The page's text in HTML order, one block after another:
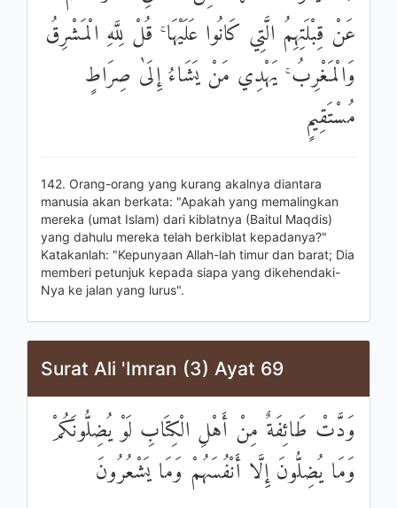
عَنْ قِبْلَتِهِمُ الَّتِي كَانُوا عَلَيْهَا ۚ قُلْ لِلَّهِ الْمَشْرِقُ
وَالْمَغْرِبُ ۚ يَهْدِي مَنْ يَشَاءُ إِلَىٰ صِرَاطٍ
مُسْتَقِيمٍ
142. Orang-orang yang kurang akalnya diantara
manusia akan berkata: "Apakah yang memalingkan
mereka (umat Islam) dari kiblatnya (Baitul Maqdis)
yang dahulu mereka telah berkiblat kepadanya?"
Katakanlah: "Kepunyaan Allah-lah timur dan barat; Dia
memberi petunjuk kepada siapa yang dikehendaki-
Nya ke jalan yang lurus".
Surat Ali 'Imran (3) Ayat 69
وَدَّتْ طَائِفَةٌ مِنْ أَهْلِ الْكِتَابِ لَوْ يُضِلُّونَكُمْ
وَمَا يُضِلُّونَ إِلَّا أَنْفُسَهُمْ وَمَا يَشْعُرُونَ